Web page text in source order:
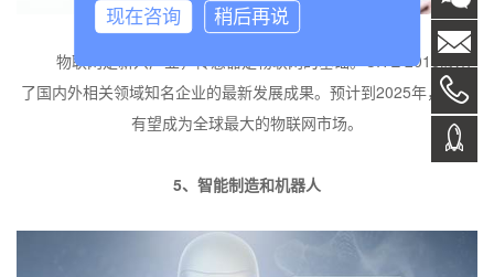
物联网是新兴产业，传感器是物联网的基础。CITE 2018展示
了国内外相关领域知名企业的最新发展成果。预计到2025年，我国
有望成为全球最大的物联网市场。
5、智能制造和机器人
现在咨询 稍后再说